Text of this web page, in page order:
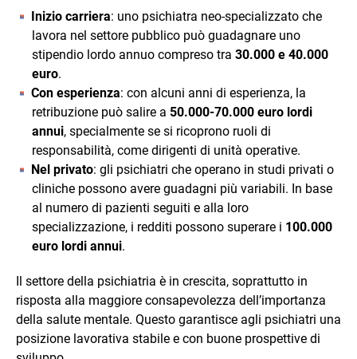
Inizio carriera: uno psichiatra neo-specializzato che
lavora nel settore pubblico può guadagnare uno
stipendio lordo annuo compreso tra 30.000 e 40.000
euro.
Con esperienza: con alcuni anni di esperienza, la
retribuzione può salire a 50.000-70.000 euro lordi
annui, specialmente se si ricoprono ruoli di
responsabilità, come dirigenti di unità operative.
Nel privato: gli psichiatri che operano in studi privati o
cliniche possono avere guadagni più variabili. In base
al numero di pazienti seguiti e alla loro
specializzazione, i redditi possono superare i 100.000
euro lordi annui.
Il settore della psichiatria è in crescita, soprattutto in
risposta alla maggiore consapevolezza dell’importanza
della salute mentale. Questo garantisce agli psichiatri una
posizione lavorativa stabile e con buone prospettive di